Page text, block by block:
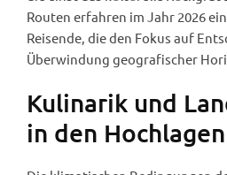
Routen erfahren im Jahr 2026
Reisende, die den Fokus auf
Überwindung geografischer
Kulinarik und
in den Hochlagen